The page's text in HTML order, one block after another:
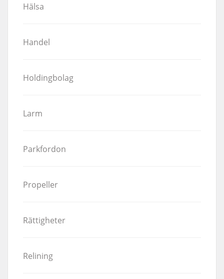
Hälsa
Handel
Holdingbolag
Larm
Parkfordon
Propeller
Rättigheter
Relining